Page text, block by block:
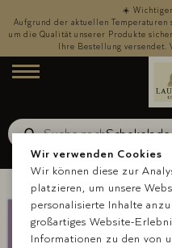
☀️
Aufgrund der aktuellen Temperaturen
um die Qualität unserer Produkte
Ihre Bestellung versendet.
Menü
Suche nachSchokolade
Wir verwenden Cookies
Wir können diese zur
platzieren, um unsere
personalisierte Inhalte
großartiges Website-
Informationen zu den von